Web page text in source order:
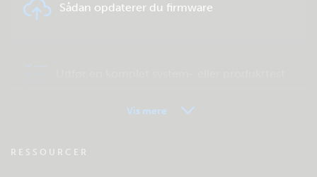
Sådan opdaterer du firmware
fjernovervågning
Vis mere
RESSOURCER